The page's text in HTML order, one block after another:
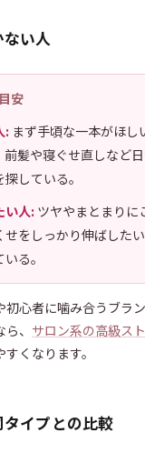
い人
安
: まず手頃な一本がほし
前髪や寝ぐせ直しなど
している。
い人: ツヤやまとまりに
せをしっかり伸ばした
る。
初心者に噛み合うブラ
、 サロン系の高級ス
くなります。
イプとの比較